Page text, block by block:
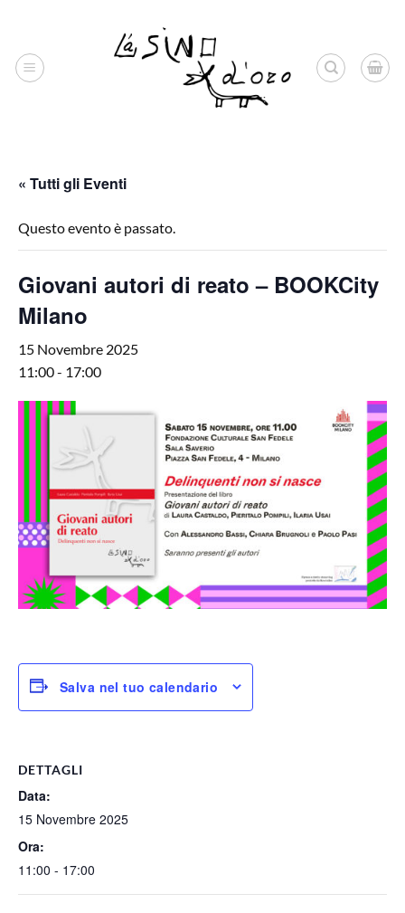
contenuti
« Tutti gli Eventi
Questo evento è passato.
Giovani autori di reato – BOOKCity
Milano
15 Novembre 2025
11:00- 17:00
Salva nel tuo calendario
DETTAGLI
Data:
15 Novembre 2025
Ora:
11:00 - 17:00